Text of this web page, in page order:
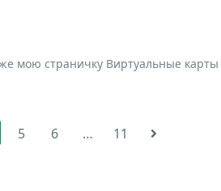
мою страничку Виртуальные карты
5 6 … 11